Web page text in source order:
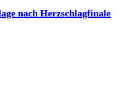
nach Herzschlagfinale